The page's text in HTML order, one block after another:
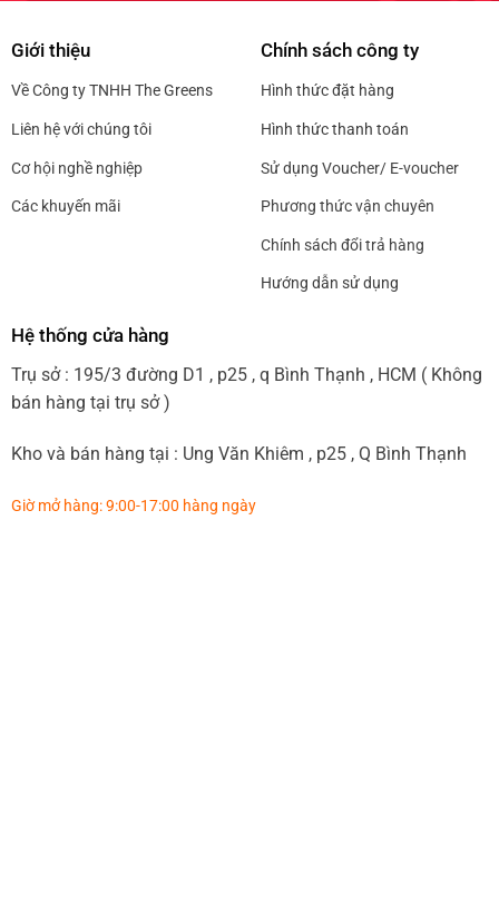
Giới thiệu
Về Công ty TNHH The Greens
Liên hệ với chúng tôi
Cơ hội nghề nghiệp
Các khuyến mãi
Chính sách công ty
Hình thức đặt hàng
Hình thức thanh toán
Sử dụng Voucher/ E-voucher
Phương thức vận chuyên
Chính sách đổi trả hàng
Hướng dẫn sử dụng
Hệ thống cửa hàng
Trụ sở : 195/3 đường D1 , p25 , q Bình Thạnh , HCM ( Không
bán hàng tại trụ sở )
Kho và bán hàng tại : Ung Văn Khiêm , p25 , Q Bình Thạnh
Giờ mở hàng: 9:00-17:00 hàng ngày